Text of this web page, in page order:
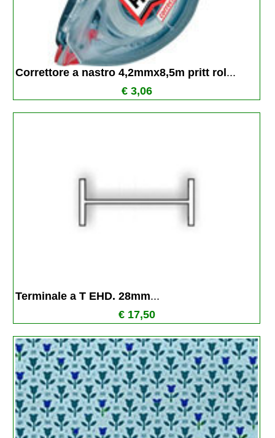
Correttore a nastro 4,2mmx8,5m pritt rol ...
€ 3,06
Terminale a T EHD. 28mm...
€ 17,50